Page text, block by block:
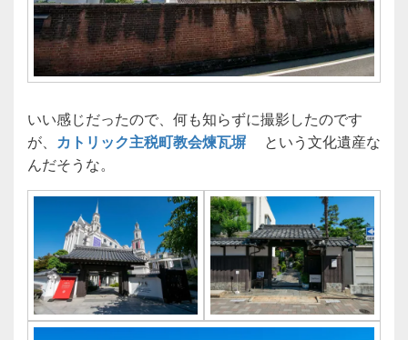
いい感じだったので、何も知らずに撮影したのです
が、 カトリック主税町教会煉瓦塀 という文化遺産な
んだそうな。